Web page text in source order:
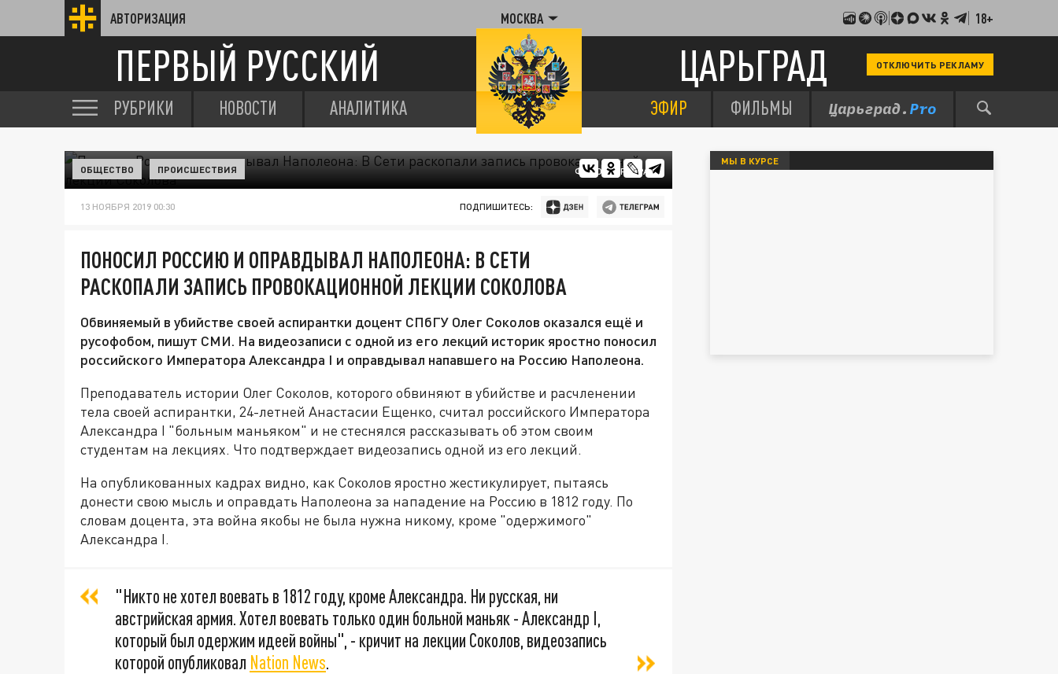
АВТОРИЗАЦИЯ МОСКВА 18+
ПЕРВЫЙ РУССКИЙ ЦАРЬГРАД ОТКЛЮЧИТЬ РЕКЛАМУ
РУБРИКИ НОВОСТИ АНАЛИТИКА ЭФИР ФИЛЬМЫ
ФОТО: ЦАРЬГРАД
ОБЩЕСТВО ПРОИСШЕСТВИЯ
13 НОЯБРЯ 2019 00:30 ПОДПИШИТЕСЬ:
ПОНОСИЛ РОССИЮ И ОПРАВДЫВАЛ НАПОЛЕОНА: В СЕТИ
РАСКОПАЛИ ЗАПИСЬ ПРОВОКАЦИОННОЙ ЛЕКЦИИ СОКОЛОВА
Обвиняемый в убийстве своей аспирантки доцент СПбГУ Олег Соколов оказался ещё и
русофобом, пишут СМИ. На видеозаписи с одной из его лекций историк яростно поносил
российского Императора Александра I и оправдывал напавшего на Россию Наполеона.
Преподаватель истории Олег Соколов, которого обвиняют в убийстве и расчленении
тела своей аспирантки, 24-летней Анастасии Ещенко, считал российского Императора
Александра I "больным маньяком" и не стеснялся рассказывать об этом своим
студентам на лекциях. Что подтверждает видеозапись одной из его лекций.
На опубликованных кадрах видно, как Соколов яростно жестикулирует, пытаясь
донести свою мысль и оправдать Наполеона за нападение на Россию в 1812 году. По
словам доцента, эта война якобы не была нужна никому, кроме "одержимого"
Александра I.
"Никто не хотел воевать в 1812 году, кроме Александра. Ни русская, ни
австрийская армия. Хотел воевать только один больной маньяк - Александр I,
который был одержим идеей войны", - кричит на лекции Соколов, видеозапись
которой опубликовал Nation News.
МЫ В КУРСЕ